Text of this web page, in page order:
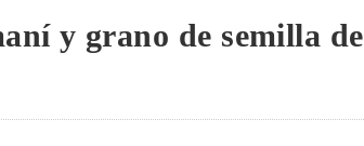
y grano de semilla de